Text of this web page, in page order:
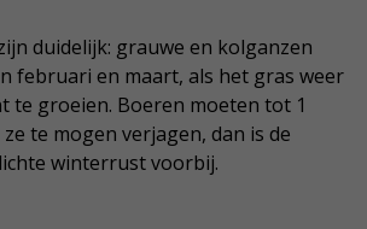
duidelijk: grauwe en kolganzen
februari en maart, als het gras weer
te groeien. Boeren moeten tot 1
te mogen verjagen, dan is de
winterrust voorbij.